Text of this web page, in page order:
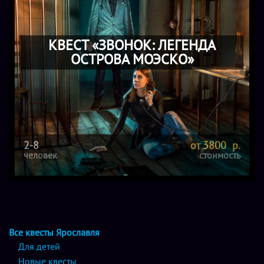
КВЕСТ «ЗВОНОК: ЛЕГЕНДА
ОСТРОВА МОЭСКО»
2-8
человек
от 3800 р.
стоимость
Все квесты Ярославля
Для детей
Новые квесты